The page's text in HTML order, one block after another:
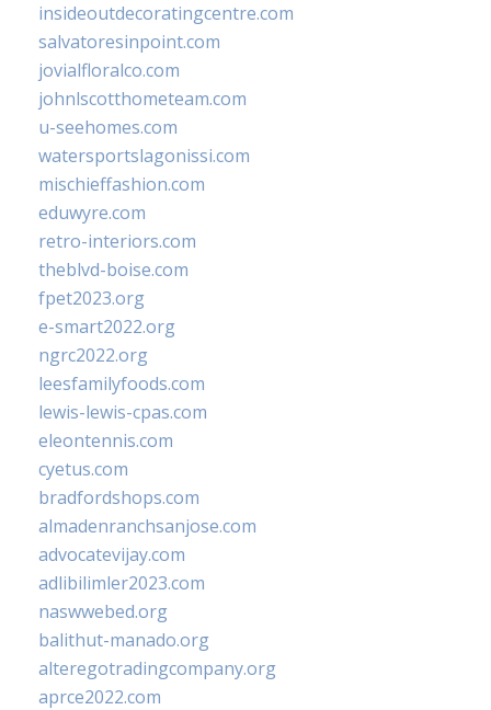
insideoutdecoratingcentre.com
salvatoresinpoint.com
jovialfloralco.com
johnlscotthometeam.com
u-seehomes.com
watersportslagonissi.com
mischieffashion.com
eduwyre.com
retro-interiors.com
theblvd-boise.com
fpet2023.org
e-smart2022.org
ngrc2022.org
leesfamilyfoods.com
lewis-lewis-cpas.com
eleontennis.com
cyetus.com
bradfordshops.com
almadenranchsanjose.com
advocatevijay.com
adlibilimler2023.com
naswwebed.org
balithut-manado.org
alteregotradingcompany.org
aprce2022.com